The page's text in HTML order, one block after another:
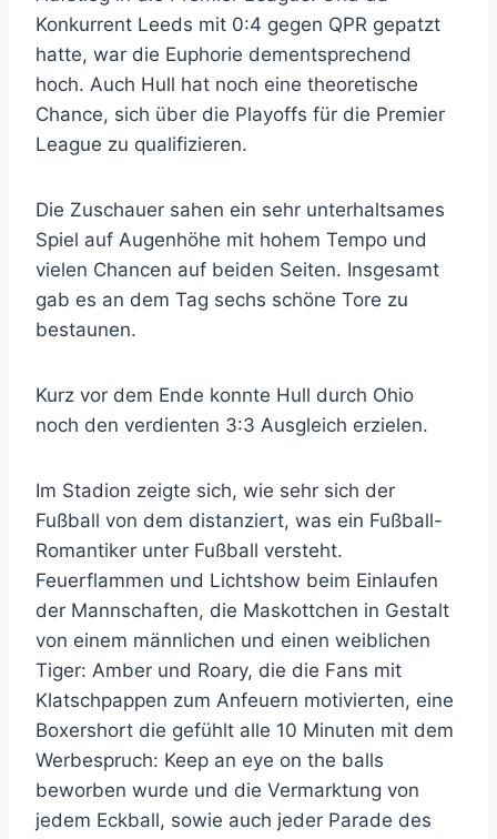
Konkurrent Leeds mit 0:4 gegen QPR gepatzt
hatte, war die Euphorie dementsprechend
hoch. Auch Hull hat noch eine theoretische
Chance, sich über die Playoffs für die Premier
League zu qualifizieren.
Die Zuschauer sahen ein sehr unterhaltsames
Spiel auf Augenhöhe mit hohem Tempo und
vielen Chancen auf beiden Seiten. Insgesamt
gab es an dem Tag sechs schöne Tore zu
bestaunen.
Kurz vor dem Ende konnte Hull durch Ohio
noch den verdienten 3:3 Ausgleich erzielen.
Im Stadion zeigte sich, wie sehr sich der
Fußball von dem distanziert, was ein Fußball-
Romantiker unter Fußball versteht.
Feuerflammen und Lichtshow beim Einlaufen
der Mannschaften, die Maskottchen in Gestalt
von einem männlichen und einen weiblichen
Tiger: Amber und Roary, die die Fans mit
Klatschpappen zum Anfeuern motivierten, eine
Boxershort die gefühlt alle 10 Minuten mit dem
Werbespruch: Keep an eye on the balls
beworben wurde und die Vermarktung von
jedem Eckball, sowie auch jeder Parade des